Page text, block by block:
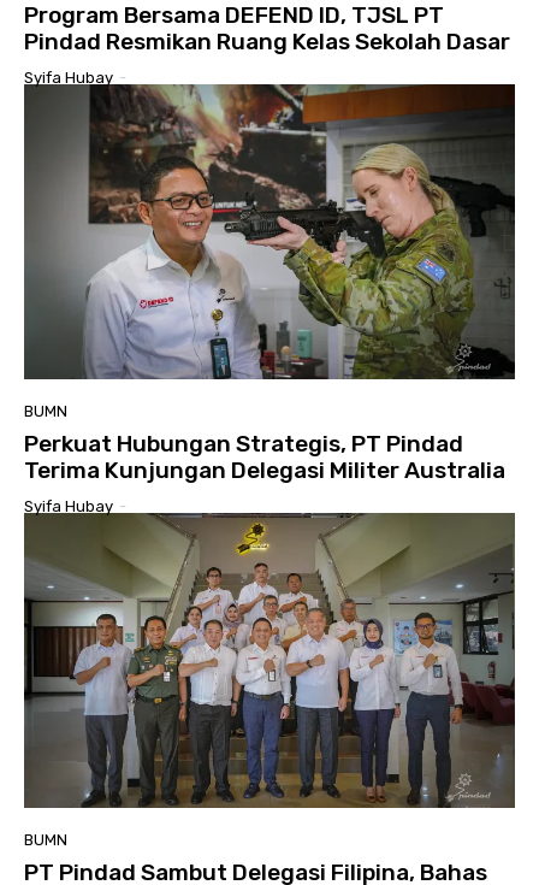
Program Bersama DEFEND ID, TJSL PT
Pindad Resmikan Ruang Kelas Sekolah Dasar
Syifa Hubay -
BUMN
Perkuat Hubungan Strategis, PT Pindad
Terima Kunjungan Delegasi Militer Australia
Syifa Hubay -
BUMN
PT Pindad Sambut Delegasi Filipina, Bahas